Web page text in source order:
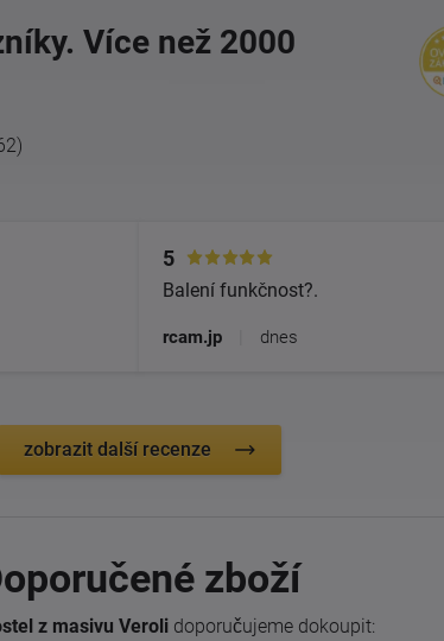
Více než 2000
5
Balení funkčnost?.
rcam.jp dnes
zobrazit další recenze
zboží
z masivu Verolidoporučujeme dokoupit: